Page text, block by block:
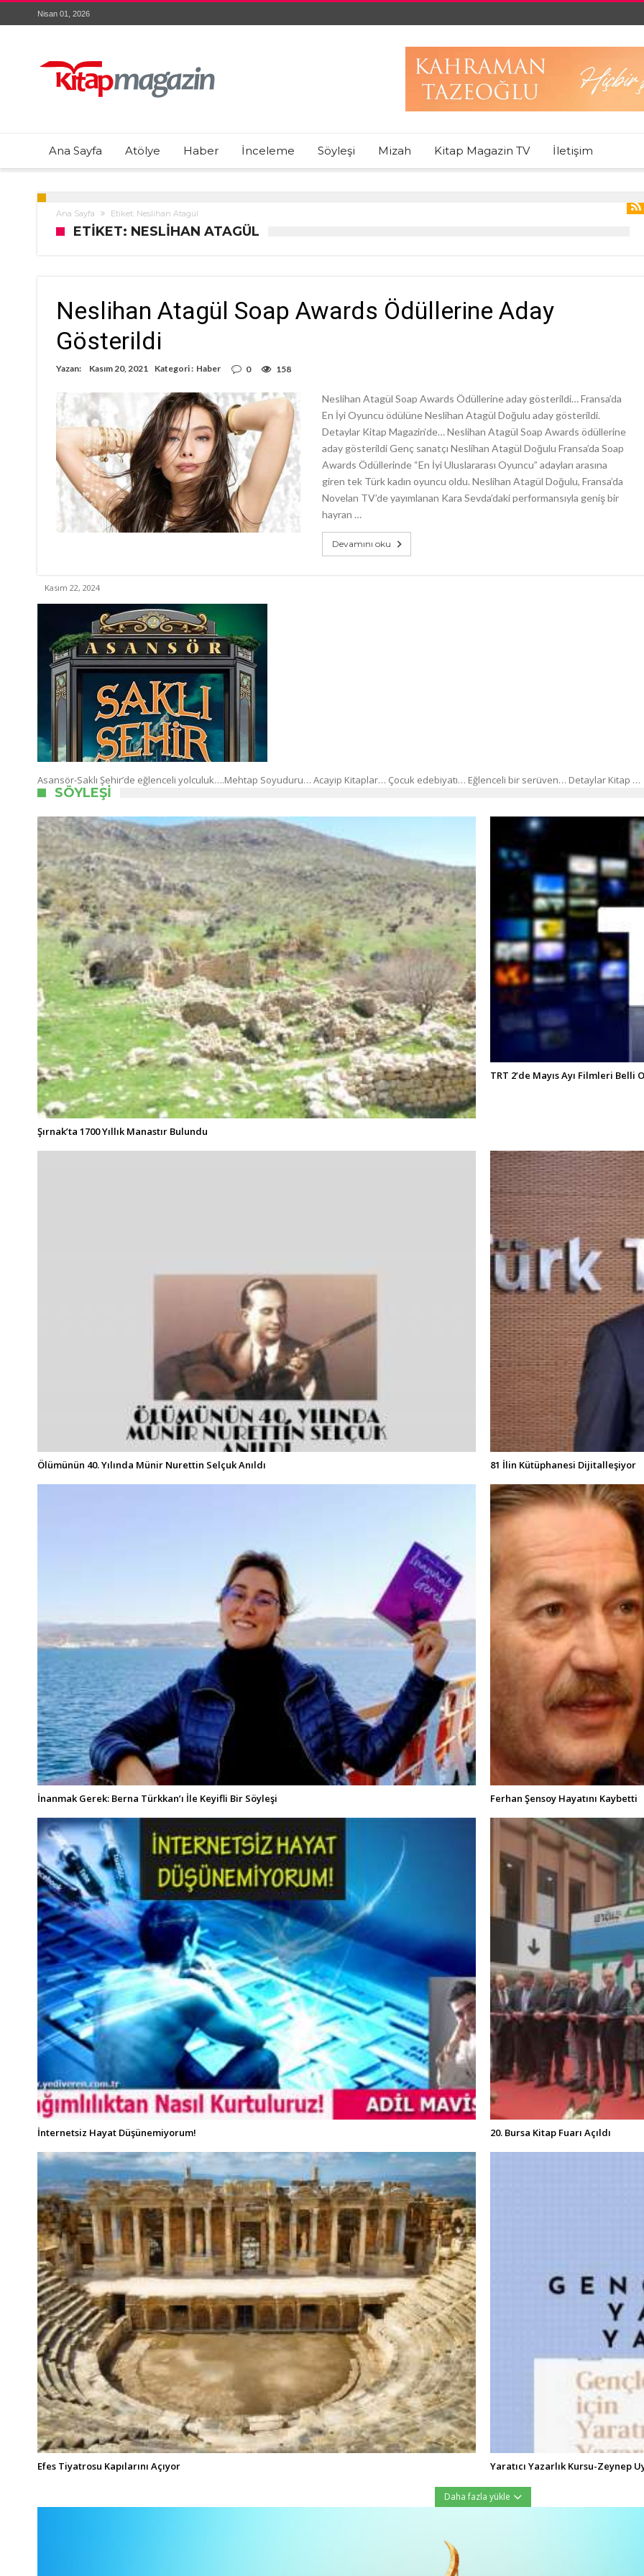
Nisan 01, 2026
Ana Sayfa Atölye Haber İnceleme Söyleşi Mizah Kitap Magazin TV İletişim
Ana Sayfa Etiket: Neslihan Atagül
ETIKET: NESLIHAN ATAGÜL
Neslihan Atagül Soap Awards Ödüllerine Aday
Gösterildi
Yazan: Kasım 20, 2021 Kategori : Haber 0 158
Neslihan Atagül Soap Awards Ödüllerine aday gösterildi… Fransa’da
En İyi Oyuncu ödülüne Neslihan Atagül Doğulu aday gösterildi.
Detaylar Kitap Magazin‘de… Neslihan Atagül Soap Awards ödüllerine
aday gösterildi Genç sanatçı Neslihan Atagül Doğulu Fransa’da Soap
Awards Ödüllerinde “En İyi Uluslararası Oyuncu” adayları arasına
giren tek Türk kadın oyuncu oldu. Neslihan Atagül Doğulu, Fransa’da
Novelan TV’de yayımlanan Kara Sevda’daki performansıyla geniş bir
hayran …
Devamını oku
Kasım 22, 2024
Asansör-Saklı Şehir’de eğlenceli yolculuk….Mehtap Soyuduru… Acayip Kitaplar… Çocuk edebiyatı… Eğlenceli bir serüven… Detaylar Kitap …
SÖYLEŞI
Şırnak’ta 1700 Yıllık Manastır Bulundu
TRT 2’de Mayıs Ayı Filmleri Belli
Ölümünün 40. Yılında Münir Nurettin Selçuk Anıldı 81 İlin Kütüphanesi Dijitalleşiyor
İnanmak Gerek: Berna Türkkan’ı İle Keyifli Bir Söyleşi Ferhan Şensoy Hayatını Kaybetti
İnternetsiz Hayat Düşünemiyorum! 20. Bursa Kitap Fuarı Açıldı
Efes Tiyatrosu Kapılarını Açıyor Yaratıcı Yazarlık Kursu-Zeynep
Daha fazla yükle